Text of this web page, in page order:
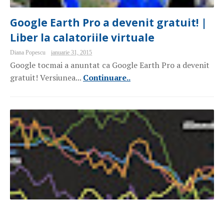
Google Earth Pro a devenit gratuit! |
Liber la calatoriile virtuale
Diana Popescu ianuarie 31, 2015
Google tocmai a anuntat ca Google Earth Pro a devenit
gratuit! Versiunea... Continuare..